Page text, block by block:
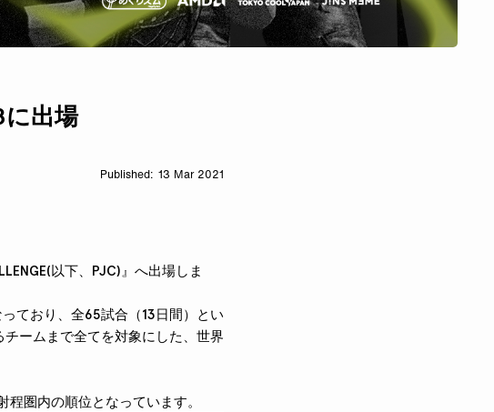
に出場
13 Mar 2021
以下、PJC)』へ出場しま
ており、全65試合（13日間）とい
ームまで全てを対象にした、世界
圏内の順位となっています。